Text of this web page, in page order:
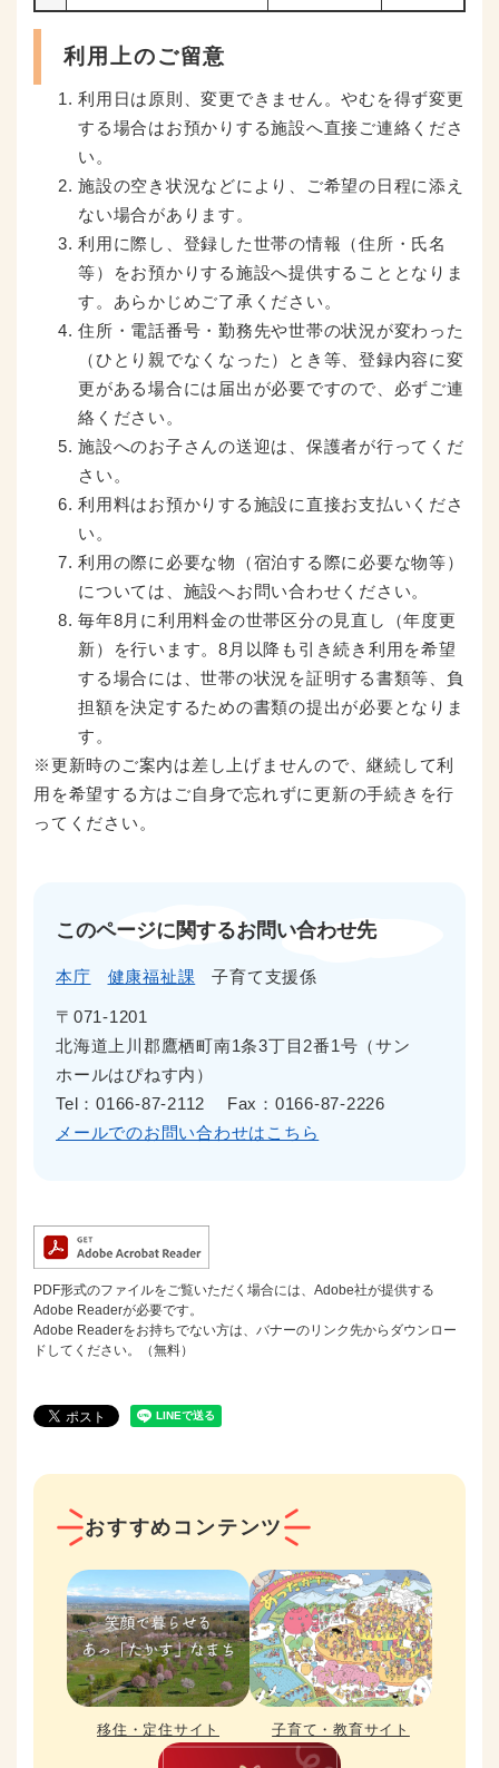
利用上のご留意
利用日は原則、変更できません。やむを得ず変更
する場合はお預かりする施設へ直接ご連絡くださ
い。
施設の空き状況などにより、ご希望の日程に添え
ない場合があります。
利用に際し、登録した世帯の情報（住所・氏名
等）をお預かりする施設へ提供することとなりま
す。あらかじめご了承ください。
住所・電話番号・勤務先や世帯の状況が変わった
（ひとり親でなくなった）とき等、登録内容に変
更がある場合には届出が必要ですので、必ずご連
絡ください。
施設へのお子さんの送迎は、保護者が行ってくだ
さい。
利用料はお預かりする施設に直接お支払いくださ
い。
利用の際に必要な物（宿泊する際に必要な物等）
については、施設へお問い合わせください。
毎年8月に利用料金の世帯区分の見直し（年度更
新）を行います。8月以降も引き続き利用を希望
する場合には、世帯の状況を証明する書類等、負
担額を決定するための書類の提出が必要となりま
す。
※更新時のご案内は差し上げませんので、継続して利
用を希望する方はご自身で忘れずに更新の手続きを行
ってください。
このページに関するお問い合わせ先
本庁 健康福祉課 子育て支援係
〒071-1201
北海道上川郡鷹栖町南1条3丁目2番1号（サン
ホールはぴねす内）
Tel：0166-87-2112
Fax：0166-87-2226
メールでのお問い合わせはこちら
PDF形式のファイルをご覧いただく場合には、Adobe社が提供する
Adobe Readerが必要です。
Adobe Readerをお持ちでない方は、バナーのリンク先からダウンロー
ドしてください。（無料）
おすすめコンテンツ
移住・定住サイト 子育て・教育サイト